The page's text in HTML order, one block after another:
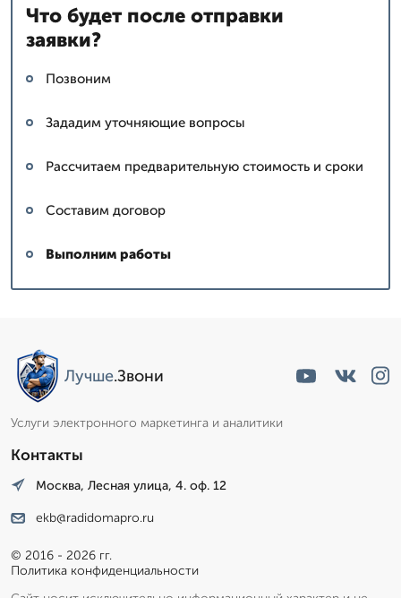
Что будет после отправки
заявки?
Позвоним
Зададим уточняющие вопросы
Рассчитаем предварительную стоимость и сроки
Составим договор
Выполним работы
Лучше.Звони
Услуги электронного маркетинга и аналитики
Контакты
Москва, Лесная улица, 4. оф. 12
ekb@radidomapro.ru
© 2016 - 2026 гг.
Политика конфиденциальности